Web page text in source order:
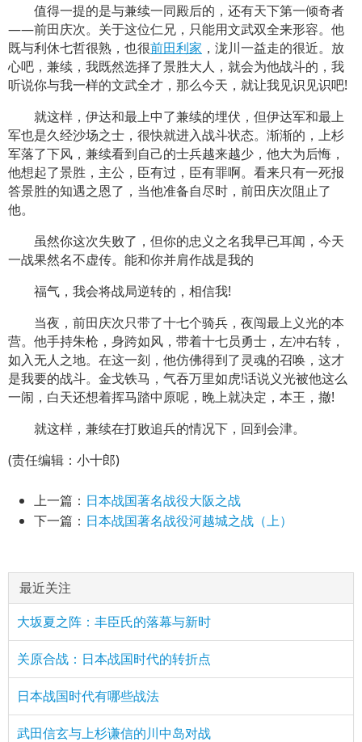
值得一提的是与兼续一同殿后的，还有天下第一倾奇者
——前田庆次。关于这位仁兄，只能用文武双全来形容。他
既与利休七哲很熟，也很前田利家 ，泷川一益走的很近。放
心吧，兼续，我既然选择了景胜大人，就会为他战斗的，我
听说你与我一样的文武全才，那么今天，就让我见识见识吧!
就这样，伊达和最上中了兼续的埋伏，但伊达军和最上
军也是久经沙场之士，很快就进入战斗状态。渐渐的，上杉
军落了下风，兼续看到自己的士兵越来越少，他大为后悔，
他想起了景胜，主公，臣有过，臣有罪啊。看来只有一死报
答景胜的知遇之恩了，当他准备自尽时，前田庆次阻止了
他。
虽然你这次失败了，但你的忠义之名我早已耳闻，今天
一战果然名不虚传。能和你并肩作战是我的
福气，我会将战局逆转的，相信我!
当夜，前田庆次只带了十七个骑兵，夜闯最上义光的本
营。他手持朱枪，身跨如风，带着十七员勇士，左冲右转，
如入无人之地。在这一刻，他仿佛得到了灵魂的召唤，这才
是我要的战斗。金戈铁马，气吞万里如虎!话说义光被他这么
一闹，白天还想着挥马踏中原呢，晚上就决定，本王，撤!
就这样，兼续在打败追兵的情况下，回到会津。
(责任编辑：小十郎)
上一篇： 日本战国著名战役大阪之战
下一篇： 日本战国著名战役河越城之战（上）
最近关注
大坂夏之阵：丰臣氏的落幕与新时
关原合战：日本战国时代的转折点
日本战国时代有哪些战法
武田信玄与上杉谦信的川中岛对战